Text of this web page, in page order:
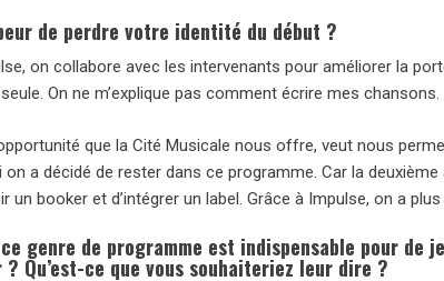
de perdre votre identité du début ?
on collabore avec les intervenants pour améliorer la
On ne m’explique pas comment écrire mes chansons.
que la Cité Musicale nous offre, veut nous
a décidé de rester dans ce programme. Car la
un booker et d’intégrer un label. Grâce à Impulse, on a plus
genre de programme est indispensable pour
Qu’est-ce que vous souhaiteriez leur dire ?